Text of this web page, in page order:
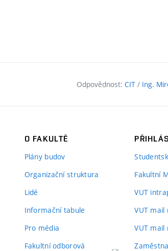
Odpovědnost: CIT / Ing.
O FAKULTĚ
Plány budov
Organizační struktura
Lidé
Informační tabule
Pro média
Fakultní odborová
Fakultní
VUT
VUT mail
VUT mail